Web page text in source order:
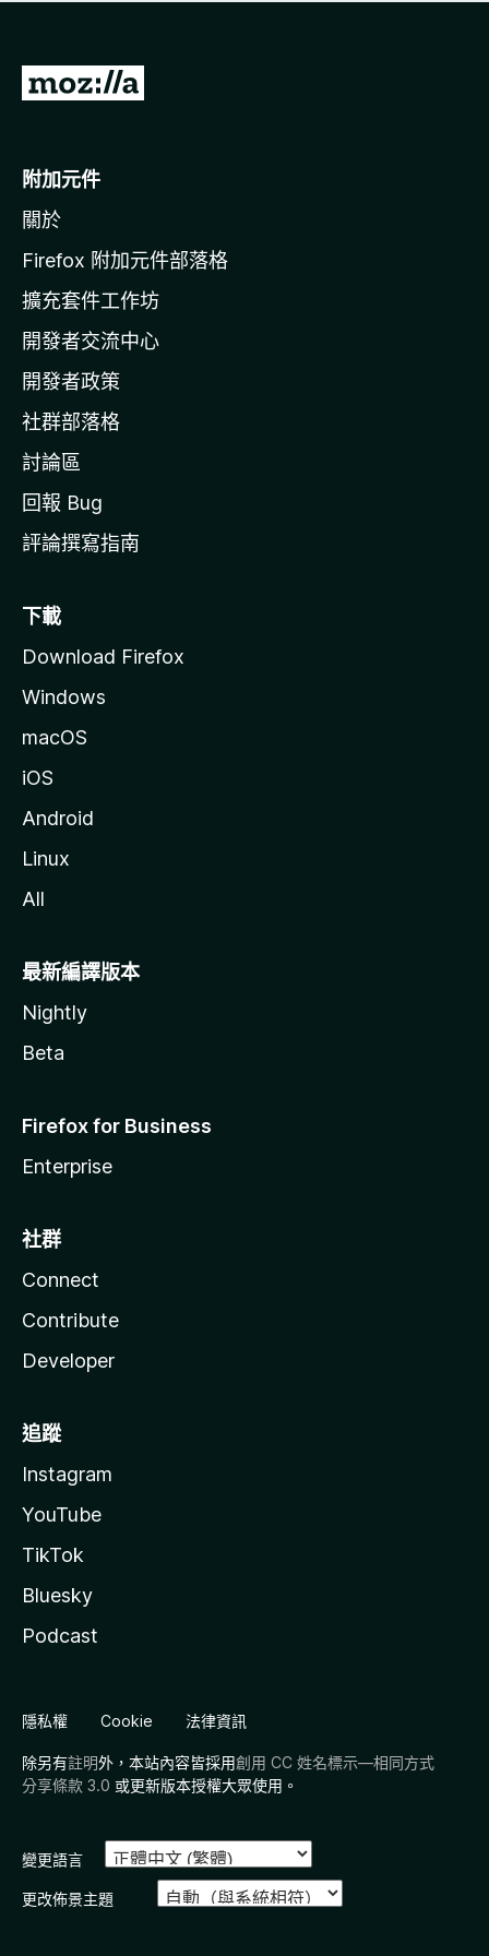
有
前
o
i
l
a
官
網
附加元件
關於
Firefox 附加元件部落格
擴充套件工作坊
開發者交流中心
開發者政策
社群部落格
討論區
回報 Bug
評論撰寫指南
下載
Download Firefox
Windows
macOS
iOS
Android
Linux
All
最新編譯版本
Nightly
Beta
Firefox for Business
Enterprise
社群
Connect
Contribute
Developer
追蹤
Instagram
YouTube
TikTok
Bluesky
Podcast
隱私權 Cookie 法律資訊
除另有註明外，本站內容皆採用創用 CC 姓名標示—相同方式
分享條款 3.0 或更新版本授權大眾使用。
變更語言
更改佈景主題